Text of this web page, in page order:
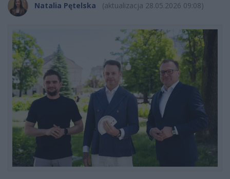
Natalia Pętelska
(aktualizacja 28.05.2026 09:08)